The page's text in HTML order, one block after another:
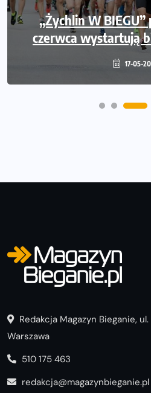
„Żychlin W BIEGU”
czerwca wystartują
17-05-
Międzynarodowe
na Poznań
09-05-
Redakcja Magazyn Bieganie,
Warszawa
510 175 463
redakcja@magazynbieganie.pl